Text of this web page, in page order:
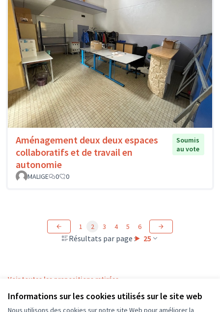
Informations sur les cookies utilisés sur le site web
Nous utilisons des cookies sur notre site Web pour améliorer la
Aménagement deux deux espaces
collaboratifs et de travail en
autonomie
Soumis
au vote
MALIGE 0 0
Résultats par page : 25
1 2 3 4 5 6
Voir toutes les propositions retirées